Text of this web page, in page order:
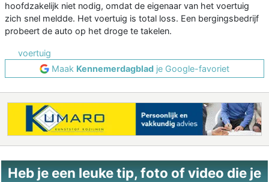
hoofdzakelijk niet nodig, omdat de eigenaar van het voertuig
zich snel meldde. Het voertuig is total loss. Een bergingsbedrijf
probeert de auto op het droge te takelen.
voertuig
Maak Kennemerdagblad je Google-favoriet
Heb je een leuke tip, foto of video die je